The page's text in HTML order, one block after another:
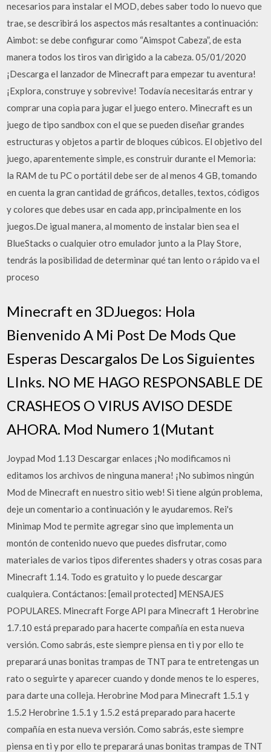
necesarios para instalar el MOD, debes saber todo lo nuevo que
trae, se describirá los aspectos más resaltantes a continuación:
Aimbot: se debe configurar como “Aimspot Cabeza”, de esta
manera todos los tiros van dirigido a la cabeza. 05/01/2020
¡Descarga el lanzador de Minecraft para empezar tu aventura!
¡Explora, construye y sobrevive! Todavía necesitarás entrar y
comprar una copia para jugar el juego entero. Minecraft es un
juego de tipo sandbox con el que se pueden diseñar grandes
estructuras y objetos a partir de bloques cúbicos. El objetivo del
juego, aparentemente simple, es construir durante el Memoria:
la RAM de tu PC o portátil debe ser de al menos 4 GB, tomando
en cuenta la gran cantidad de gráficos, detalles, textos, códigos
y colores que debes usar en cada app, principalmente en los
juegos.De igual manera, al momento de instalar bien sea el
BlueStacks o cualquier otro emulador junto a la Play Store,
tendrás la posibilidad de determinar qué tan lento o rápido va el
proceso
Minecraft en 3DJuegos: Hola
Bienvenido A Mi Post De Mods Que
Esperas Descargalos De Los Siguientes
LInks. NO ME HAGO RESPONSABLE DE
CRASHEOS O VIRUS AVISO DESDE
AHORA. Mod Numero 1(Mutant
Joypad Mod 1.13 Descargar enlaces ¡No modificamos ni
editamos los archivos de ninguna manera! ¡No subimos ningún
Mod de Minecraft en nuestro sitio web! Si tiene algún problema,
deje un comentario a continuación y le ayudaremos. Rei's
Minimap Mod te permite agregar sino que implementa un
montón de contenido nuevo que puedes disfrutar, como
materiales de varios tipos diferentes shaders y otras cosas para
Minecraft 1.14. Todo es gratuito y lo puede descargar
cualquiera. Contáctanos: [email protected] MENSAJES
POPULARES. Minecraft Forge API para Minecraft 1 Herobrine
1.7.10 está preparado para hacerte compañía en esta nueva
versión. Como sabrás, este siempre piensa en ti y por ello te
preparará unas bonitas trampas de TNT para te entretengas un
rato o seguirte y aparecer cuando y donde menos te lo esperes,
para darte una colleja. Herobrine Mod para Minecraft 1.5.1 y
1.5.2 Herobrine 1.5.1 y 1.5.2 está preparado para hacerte
compañía en esta nueva versión. Como sabrás, este siempre
piensa en ti y por ello te preparará unas bonitas trampas de TNT